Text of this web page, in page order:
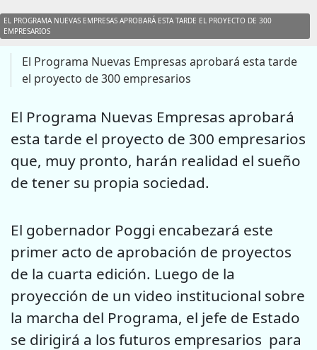
EL PROGRAMA NUEVAS EMPRESAS APROBARÁ ESTA TARDE EL PROYECTO DE 300
EMPRESARIOS
El Programa Nuevas Empresas aprobará esta tarde
el proyecto de 300 empresarios
El Programa Nuevas Empresas aprobará
esta tarde el proyecto de 300 empresarios
que, muy pronto, harán realidad el sueño
de tener su propia sociedad.
El gobernador Poggi encabezará este
primer acto de aprobación de proyectos
de la cuarta edición. Luego de la
proyección de un video institucional sobre
la marcha del Programa, el jefe de Estado
se dirigirá a los futuros empresarios para